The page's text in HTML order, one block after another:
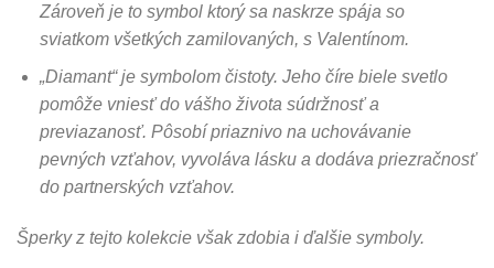
Zároveň je to symbol ktorý sa naskrze spája so
sviatkom všetkých zamilovaných, s Valentínom.
„Diamant“ je symbolom čistoty. Jeho číre biele svetlo
pomôže vniesť do vášho života súdržnosť a
previazanosť. Pôsobí priaznivo na uchovávanie
pevných vzťahov, vyvoláva lásku a dodáva priezračnosť
do partnerských vzťahov.
Šperky z tejto kolekcie však zdobia i ďalšie symboly.